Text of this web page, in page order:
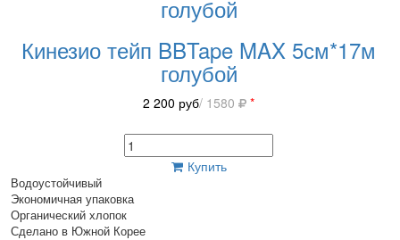
голубой
Кинезио тейп BBTape MAX 5см*17м
голубой
2 200 руб/ 1580 *
Купить
Водоустойчивый
Экономичная упаковка
Органический хлопок
Сделано в Южной Корее